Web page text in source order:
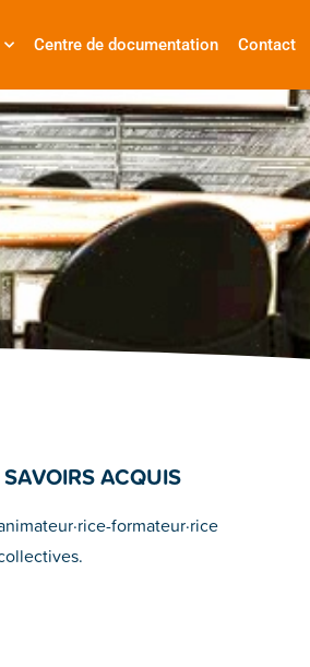
Centre de documentation Contact
ACQUIS
formateur·rice